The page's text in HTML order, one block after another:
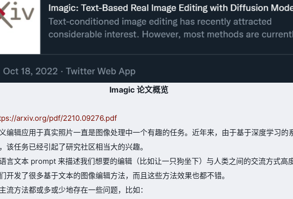
Imagic 论文概览
arxiv.org/pdf/2210.09276.pdf
编辑应用于真实照片一直是图像处理中一个有趣的任务。近年来，由于基于深度学习的
该任务已经引起了研究社区相当大的兴趣。
言文本 prompt 来描述我们想要的编辑（比如让一只狗坐下）与人类之间的交流方式高
开发了很多基于文本的图像编辑方法，而且这些方法效果也都不错。
流方法都或多或少地存在一些问题，比如：